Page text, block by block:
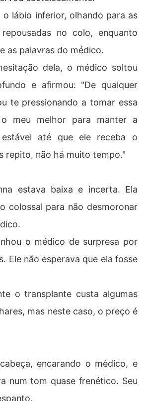
o lábio inferior, olhando para as
no colo, enquanto
as palavras do médico.
dela, o médico soltou
e afirmou: "De qualquer
te pressionando a tomar essa
o meu melhor para manter a
até que ele receba o
repito, não há muito tempo."
estava baixa e incerta. Ela
colossal para não desmoronar
o médico de surpresa por
Ele não esperava que ela fosse
o transplante custa algumas
mas neste caso, o preço é
encarando o médico, e
num tom quase frenético. Seu